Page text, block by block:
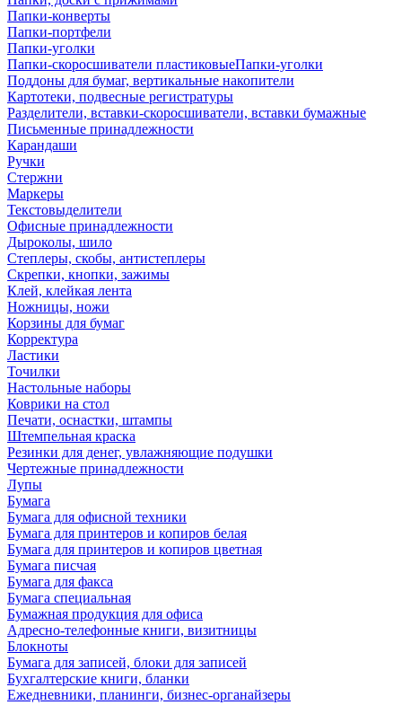
Папки-конверты
Папки-портфели
Папки-уголки
Папки-скоросшиватели пластиковыеПапки-уголки
Поддоны для бумаг, вертикальные накопители
Картотеки, подвесные регистратуры
Разделители, вставки-скоросшиватели, вставки бумажные
Письменные принадлежности
Карандаши
Ручки
Стержни
Маркеры
Текстовыделители
Офисные принадлежности
Дыроколы, шило
Степлеры, скобы, антистеплеры
Скрепки, кнопки, зажимы
Клей, клейкая лента
Ножницы, ножи
Корзины для бумаг
Корректура
Ластики
Точилки
Настольные наборы
Коврики на стол
Печати, оснастки, штампы
Штемпельная краска
Резинки для денег, увлажняющие подушки
Чертежные принадлежности
Лупы
Бумага
Бумага для офисной техники
Бумага для принтеров и копиров белая
Бумага для принтеров и копиров цветная
Бумага писчая
Бумага для факса
Бумага специальная
Бумажная продукция для офиса
Адресно-телефонные книги, визитницы
Блокноты
Бумага для записей, блоки для записей
Бухгалтерские книги, бланки
Ежедневники, планинги, бизнес-органайзеры